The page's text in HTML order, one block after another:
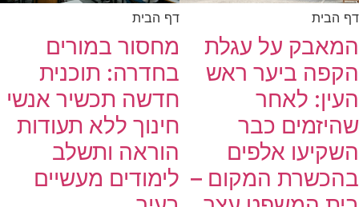
דף הבית
המאבק על עגלת
הקפה ביער ראש
העין: לאחר
שהיזמים כבר
השקיעו אלפים
בהכשרת המקום –
דף הבית
מחסור במורים
בחדרה: תוכנית
חדשה תכשיר אנשי
חינוך ללא תעודות
הוראה ותשלב
לימודים מעשיים